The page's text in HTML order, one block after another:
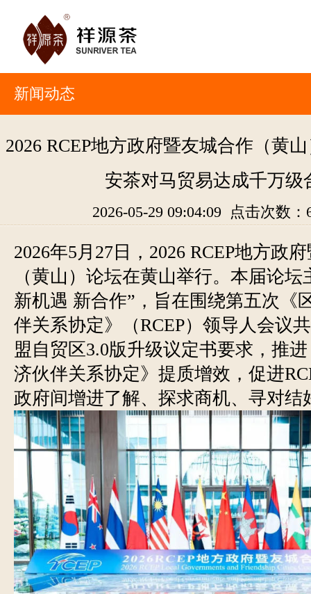
新闻动态
2026 RCEP地方政府暨友城合作（黄
安茶对马贸易达成千万级
2026-05-29 09:04:09 点击次数：
2026年5月27日，2026 RCEP地方政
（黄山）论坛在黄山举行。本届论坛
新机遇 新合作”，旨在围绕第五次《
伴关系协定》（RCEP）领导人会议
盟自贸区3.0版升级议定书要求，推
济伙伴关系协定》提质增效，促进
政府间增进了解、探求商机、寻对结